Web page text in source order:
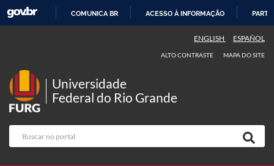
COMUNICA BR ACESSO À INFORMAÇÃO
ENGLISH ESPAÑOL
ALTO CONTRASTE MAPA DO SITE
Universidade
Federal do Rio Grande